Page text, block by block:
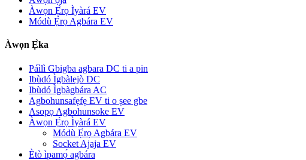
Àwọn Ẹ̀rọ Ìyàrá EV
Módù Ẹ̀rọ Agbára EV
Àwọn Ẹ̀ka
Páìlì Gbigba agbara DC ti a pin
Ibùdó Ìgbàlejò DC
Ibùdó Ìgbàgbára AC
Agbohunsafẹfẹ EV ti o ṣee gbe
Asopọ Agbohunsoke EV
Àwọn Ẹ̀rọ Ìyàrá EV
Módù Ẹ̀rọ Agbára EV
Socket Ajaja EV
Ètò ìpamọ́ agbára